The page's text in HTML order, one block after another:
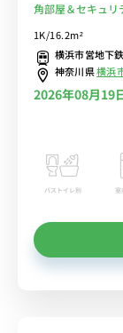
角部屋＆セキュ
へ1駅＆約2分で
1K/16.2m²
横浜市営地下
神奈川県横浜
2026年08月19
バストイレ別 室